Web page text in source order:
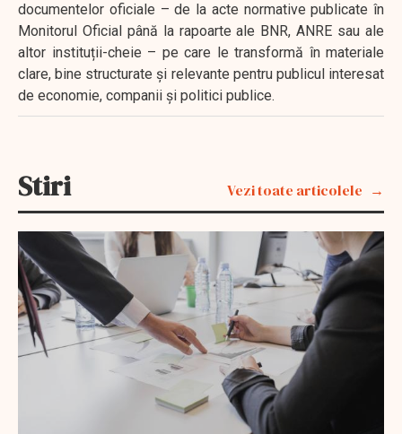
documentelor oficiale – de la acte normative publicate în
Monitorul Oficial până la rapoarte ale BNR, ANRE sau ale
altor instituții-cheie – pe care le transformă în materiale
clare, bine structurate și relevante pentru publicul interesat
de economie, companii și politici publice.
Stiri Vezi toate articolele